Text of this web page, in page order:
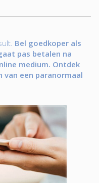
Bel goedkoper als
pas betalen na
medium. Ontdek
van een paranormaal